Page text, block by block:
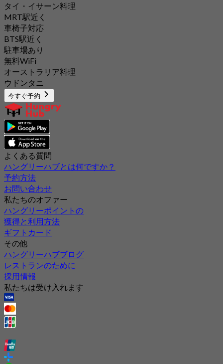
タイ・イサーン料理
MRT駅近く
車椅子対応
BTS駅近く
駐車場あり
無料WiFi
オーストラリア料理
ウドンタニ
今すぐ予約
よくある質問
ハングリーハブとは何ですか？
予約方法
お問い合わせ
私たちのオファー
ハングリーポイントの
獲得と利用方法
ギフトカード
その他
ハングリーハブブログ
レストランのために
採用情報
私たちは受け入れます